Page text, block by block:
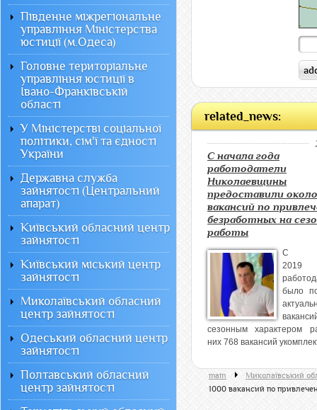
related_news:
С начала года
работодатели
Николаевщины
предоставили
вакансий по
безработных на
работы
С
было
сезонным характером
них 768 вакансий
main
Миколаївський
1000 вакансий по
Південне міжрегіональне
управління Міністерства
юстиції (м.Одеса)
Головне територіальне
управління юстиції в
Івано-Франківській
області
У Міністерстві соціальної
політики, сім'ї та єдності
України
Державна служба
зайнятості (Центральний
апарат)
Київський обласний центр
зайнятості
Київський міський центр
зайнятості
Миколаївський обласний
центр зайнятості
Одеський обласний центр
зайнятості
Полтавський обласний
центр зайнятості